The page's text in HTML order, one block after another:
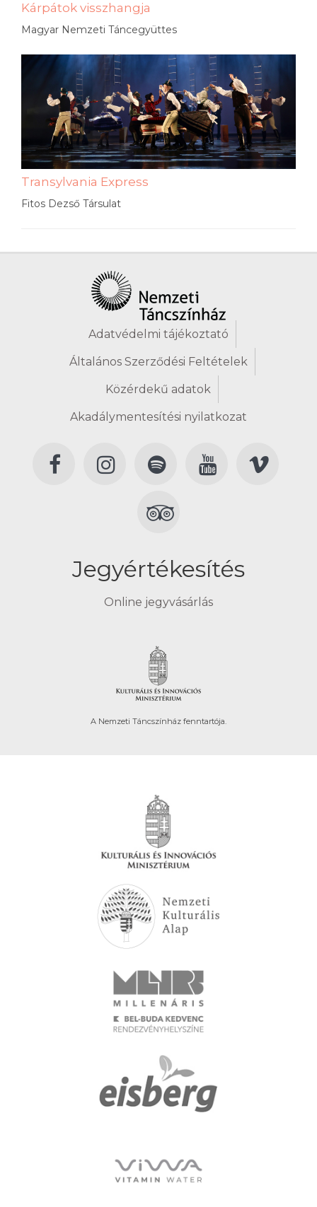
Kárpátok visszhangja
Magyar Nemzeti Táncegyüttes
Transylvania Express
Fitos Dezső Társulat
Adatvédelmi tájékoztató
Általános Szerződési Feltételek
Közérdekű adatok
Akadálymentesítési nyilatkozat
Jegyértékesítés
Online jegyvásárlás
A Nemzeti Táncszínház fenntartója.